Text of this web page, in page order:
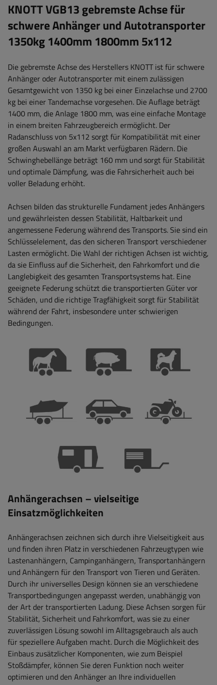
KNOTT VGB13 gebremste Achse für
schwere Anhänger und Autotransporter
1350kg 1400mm 1800mm 5x112
Die gebremste Achse des Herstellers KNOTT ist für schwere
Anhänger oder Autotransporter mit einem zulässigen
Gesamtgewicht von 1350 kg bei einer Einzelachse und 2700
kg bei einer Tandemachse vorgesehen. Die Auflage beträgt
1400 mm, die Anlage 1800 mm, was eine einfache Montage
in einem breiten Fahrzeugbereich ermöglicht. Der
Radanschluss von 5x112 sorgt für Kompatibilität mit einer
großen Auswahl an am Markt verfügbaren Rädern. Die
Schwinghebellänge beträgt 160 mm und sorgt für Stabilität
und optimale Dämpfung, was die Fahrsicherheit auch bei
voller Beladung erhöht.
Achsen bilden das strukturelle Fundament jedes Anhängers
und gewährleisten dessen Stabilität, Haltbarkeit und
angemessene Federung während des Transports. Sie sind ein
Schlüsselelement, das den sicheren Transport verschiedener
Lasten ermöglicht. Die Wahl der richtigen Achsen ist wichtig,
da sie Einfluss auf die Sicherheit, den Fahrkomfort und die
Langlebigkeit des gesamten Transportsystems hat. Eine
geeignete Federung schützt die transportierten Güter vor
Schäden, und die richtige Tragfähigkeit sorgt für Stabilität
während der Fahrt, insbesondere unter schwierigen
Bedingungen.
Anhängerachsen – vielseitige
Einsatzmöglichkeiten
Anhängerachsen zeichnen sich durch ihre Vielseitigkeit aus
und finden ihren Platz in verschiedenen Fahrzeugtypen wie
Lastenanhängern, Campinganhängern, Transportanhängern
und Anhängern für den Transport von Tieren und Geräten.
Durch ihr universelles Design können sie an verschiedene
Transportbedingungen angepasst werden, unabhängig von
der Art der transportierten Ladung. Diese Achsen sorgen für
Stabilität, Sicherheit und Fahrkomfort, was sie zu einer
zuverlässigen Lösung sowohl im Alltagsgebrauch als auch
für speziellere Aufgaben macht. Durch die Möglichkeit des
Einbaus zusätzlicher Komponenten, wie zum Beispiel
Stoßdämpfer, können Sie deren Funktion noch weiter
optimieren und den Anhänger an Ihre individuellen